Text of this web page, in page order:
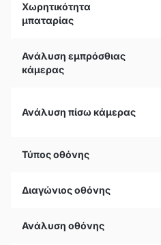
Χωρητικότητα
μπαταρίας
Ανάλυση εμπρόσθιας
κάμερας
Ανάλυση πίσω κάμερας
Τύπος οθόνης
Διαγώνιος οθόνης
Ανάλυση οθόνης